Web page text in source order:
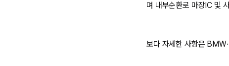
며 내부순환로 마장IC 및
보다 자세한 사항은